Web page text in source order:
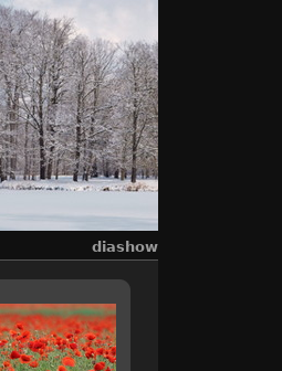
diashow